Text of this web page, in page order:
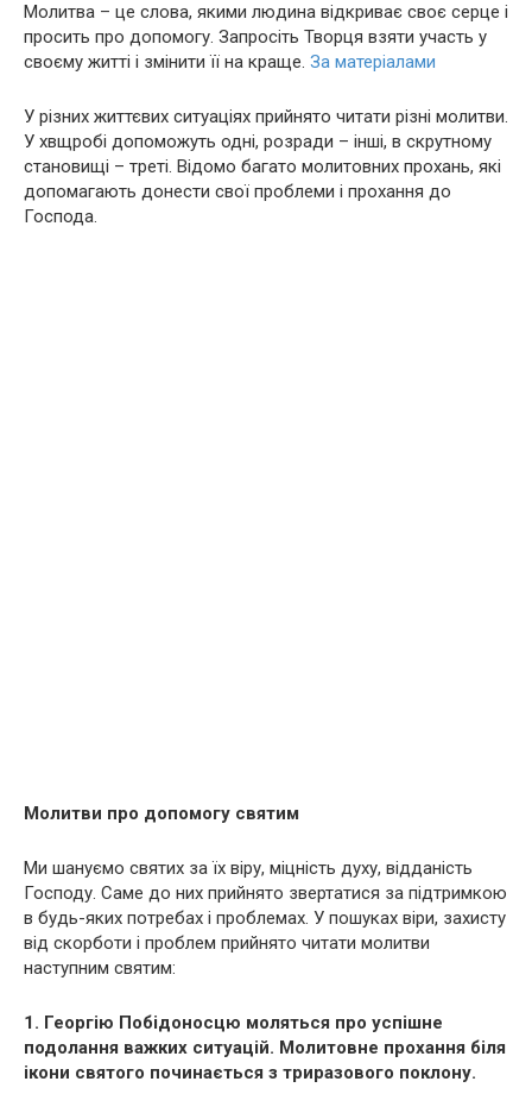
Молитва – це слова, якими людина відкриває своє серце і
просить про допомогу. Запросіть Творця взяти участь у
своєму житті і змінити її на краще. За матеріалами
У різних життєвих ситуаціях прийнято читати різні молитви.
У хвщробі допоможуть одні, розради – інші, в скрутному
становищі – треті. Відомо багато молитовних прохань, які
допомагають донести свої проблеми і прохання до
Господа.
Молитви про допомогу святим
Ми шануємо святих за їх віру, міцність духу, відданість
Господу. Саме до них прийнято звертатися за підтримкою
в будь-яких потребах і проблемах. У пошуках віри, захисту
від скорботи і проблем прийнято читати молитви
наступним святим:
1. Георгію Побідоносцю моляться про успішне
подолання важких ситуацій. Молитовне прохання біля
ікони святого починається з триразового поклону.